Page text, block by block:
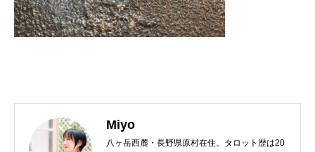
Miyo
八ヶ岳西麓・長野県原村在住。タロット歴は20